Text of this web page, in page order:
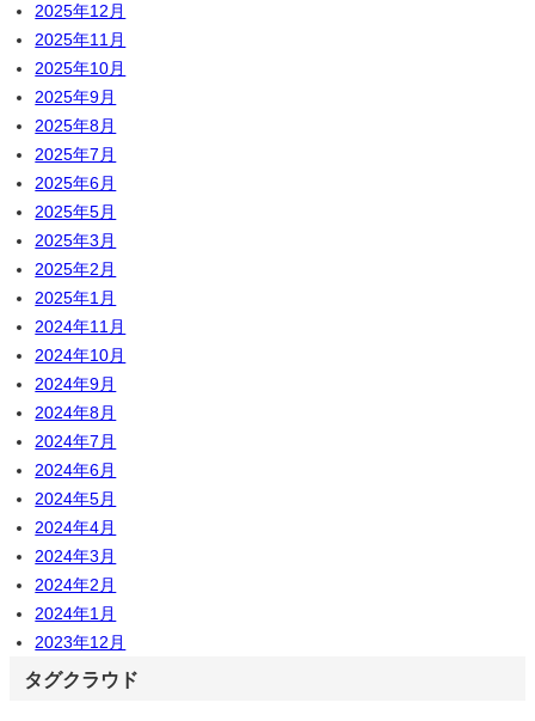
2025年12月
2025年11月
2025年10月
2025年9月
2025年8月
2025年7月
2025年6月
2025年5月
2025年3月
2025年2月
2025年1月
2024年11月
2024年10月
2024年9月
2024年8月
2024年7月
2024年6月
2024年5月
2024年4月
2024年3月
2024年2月
2024年1月
2023年12月
タグクラウド